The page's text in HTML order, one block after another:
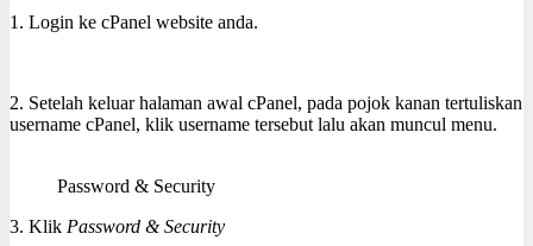
1. Login ke cPanel website anda.
2. Setelah keluar halaman awal cPanel, pada pojok kanan tertuliskan
username cPanel, klik username tersebut lalu akan muncul menu.
Password & Security
3. Klik Password & Security